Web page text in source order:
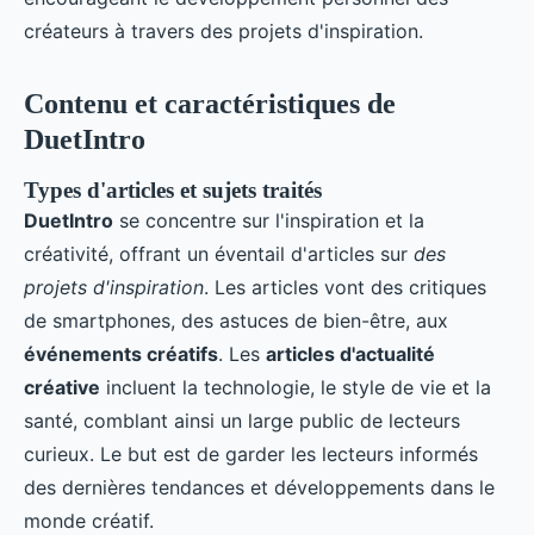
créateurs à travers des projets d'inspiration.
Contenu et caractéristiques de
DuetIntro
Types d'articles et sujets traités
DuetIntro se concentre sur l'inspiration et la
créativité, offrant un éventail d'articles sur des
projets d'inspiration. Les articles vont des critiques
de smartphones, des astuces de bien-être, aux
événements créatifs. Les articles d'actualité
créative incluent la technologie, le style de vie et la
santé, comblant ainsi un large public de lecteurs
curieux. Le but est de garder les lecteurs informés
des dernières tendances et développements dans le
monde créatif.